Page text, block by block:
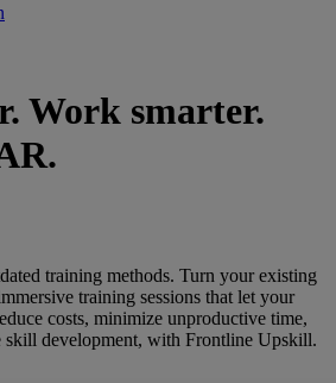
Work smarter.
training methods. Turn your existing
training sessions that let your
costs, minimize unproductive time,
skill development, with Frontline Upskill.